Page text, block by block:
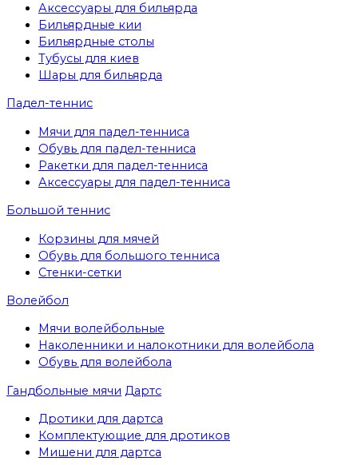
Аксессуары для бильярда
Бильярдные кии
Бильярдные столы
Тубусы для киев
Шары для бильярда
Падел-теннис
Мячи для падел-тенниса
Обувь для падел-тенниса
Ракетки для падел-тенниса
Аксессуары для падел-тенниса
Большой теннис
Корзины для мячей
Обувь для большого тенниса
Стенки-сетки
Волейбол
Мячи волейбольные
Наколенники и налокотники для волейбола
Обувь для волейбола
Гандбольные мячи Дартс
Дротики для дартса
Комплектующие для дротиков
Мишени для дартса